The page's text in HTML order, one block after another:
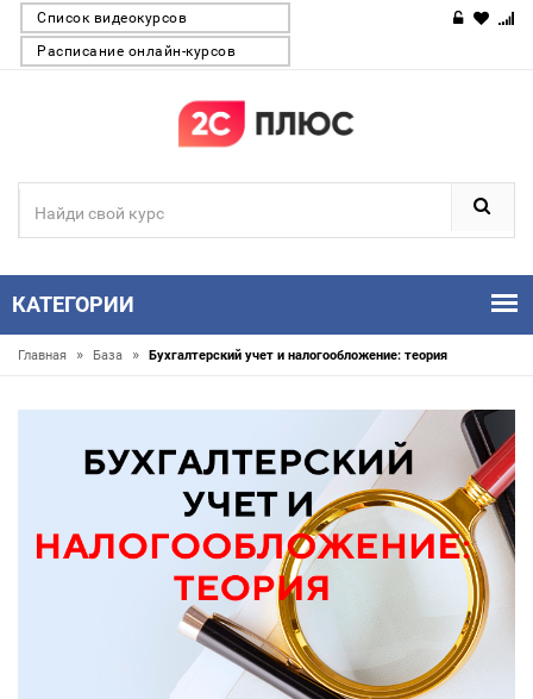
Список видеокурсов
Расписание онлайн-курсов
КАТЕГОРИИ
Главная » База » Бухгалтерский учет и налогообложение: теория